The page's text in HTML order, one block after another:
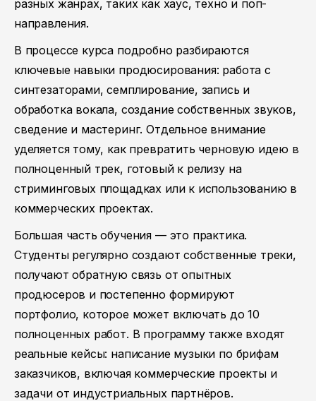
разных жанрах, таких как хаус, техно и поп-
направления.
В процессе курса подробно разбираются
ключевые навыки продюсирования: работа с
синтезаторами, семплирование, запись и
обработка вокала, создание собственных звуков,
сведение и мастеринг. Отдельное внимание
уделяется тому, как превратить черновую идею в
полноценный трек, готовый к релизу на
стриминговых площадках или к использованию в
коммерческих проектах.
Большая часть обучения — это практика.
Студенты регулярно создают собственные треки,
получают обратную связь от опытных
продюсеров и постепенно формируют
портфолио, которое может включать до 10
полноценных работ. В программу также входят
реальные кейсы: написание музыки по брифам
заказчиков, включая коммерческие проекты и
задачи от индустриальных партнёров.